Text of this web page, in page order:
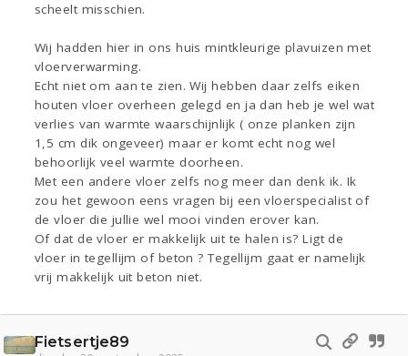
scheelt misschien.
Wij hadden hier in ons huis mintkleurige plavuizen met
vloerverwarming.
Echt niet om aan te zien. Wij hebben daar zelfs eiken
houten vloer overheen gelegd en ja dan heb je wel wat
verlies van warmte waarschijnlijk ( onze planken zijn
1,5 cm dik ongeveer) maar er komt echt nog wel
behoorlijk veel warmte doorheen.
Met een andere vloer zelfs nog meer dan denk ik. Ik
zou het gewoon eens vragen bij een vloerspecialist of
de vloer die jullie wel mooi vinden erover kan.
Of dat de vloer er makkelijk uit te halen is? Ligt de
vloer in tegellijm of beton ? Tegellijm gaat er namelijk
vrij makkelijk uit beton niet.
Fietsertje89